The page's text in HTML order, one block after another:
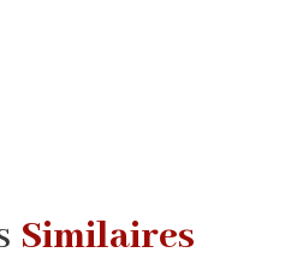
Similaires